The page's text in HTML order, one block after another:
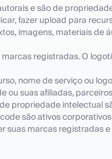
e são de
fazer upload para
imagens, materiais de
registradas. O
nome de serviço ou
suas afiliadas,
propriedade intelectual
são ativos
marcas registradas